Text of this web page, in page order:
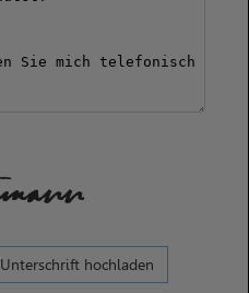
Unterschrift hochladen